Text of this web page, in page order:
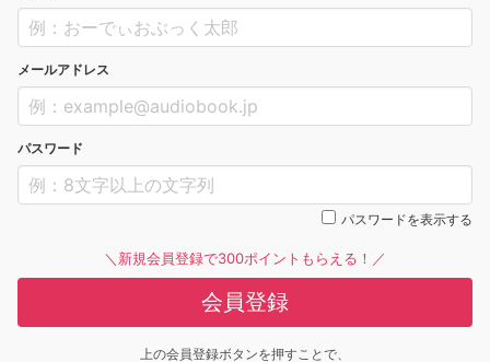
メールアドレス
パスワード
パスワードを表示する
＼新規会員登録で300ポイントもらえる！／
会員登録
上の会員登録ボタンを押すことで、